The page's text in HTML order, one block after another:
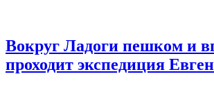
Вокруг Ладоги пешком и
проходит экспедиция